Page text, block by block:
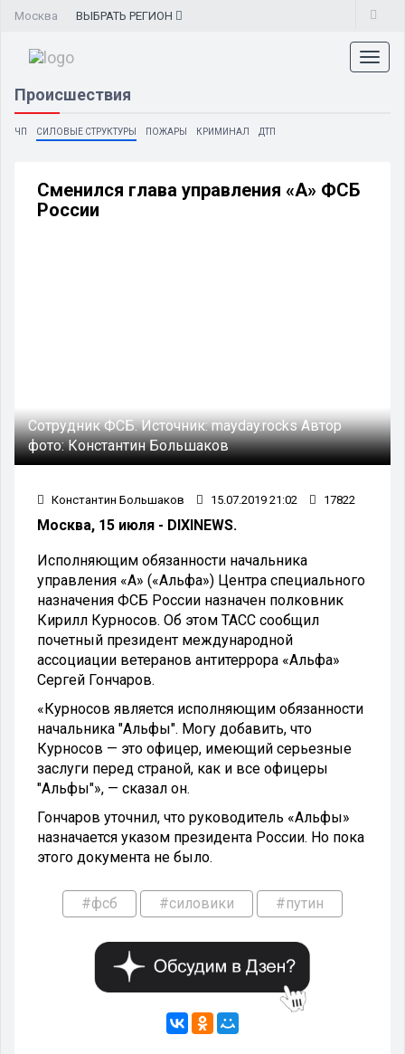
Москва ВЫБРАТЬ РЕГИОН
Происшествия
ЧП СИЛОВЫЕ СТРУКТУРЫ ПОЖАРЫ КРИМИНАЛ ДТП
Сменился глава управления «А» ФСБ
России
Сотрудник ФСБ.Источник:mayday.rocksАвтор
фото:Константин Большаков
Константин Большаков 15.07.2019 21:02 17822
Москва, 15 июля - DIXINEWS.
Исполняющим обязанности начальника
управления «А» («Альфа») Центра специального
назначения ФСБ России назначен полковник
Кирилл Курносов. Об этом ТАСС сообщил
почетный президент международной
ассоциации ветеранов антитеррора «Альфа»
Сергей Гончаров.
«Курносов является исполняющим обязанности
начальника "Альфы". Могу добавить, что
Курносов — это офицер, имеющий серьезные
заслуги перед страной, как и все офицеры
"Альфы"», — сказал он.
Гончаров уточнил, что руководитель «Альфы»
назначается указом президента России. Но пока
этого документа не было.
#фсб #силовики #путин